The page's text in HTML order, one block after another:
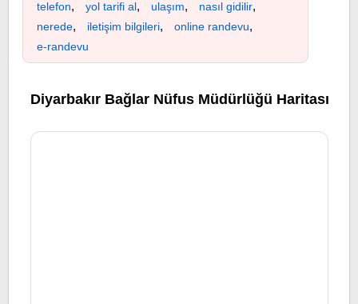
telefon, yol tarifi al, ulaşım, nasıl gidilir,
nerede, iletişim bilgileri, online randevu,
e-randevu
Diyarbakır Bağlar Nüfus Müdürlüğü Haritası